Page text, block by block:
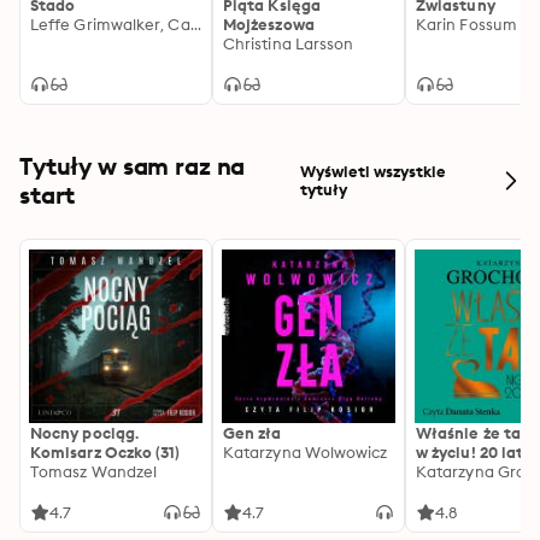
Stado
Leffe Grimwalker, Caroline Grimwalker
Piąta Księga
Mojżeszowa
Christina Larsson
Zwiastuny
Karin Fossum
Tytuły w sam raz na
start
Wyświetl wszystkie
tytuły
Nocny pociąg.
Komisarz Oczko (31)
Tomasz Wandzel
4.7
Gen zła
Katarzyna Wolwowicz
4.7
Właśnie że tak!
w życiu! 20 lat
Katarzyna
4.8